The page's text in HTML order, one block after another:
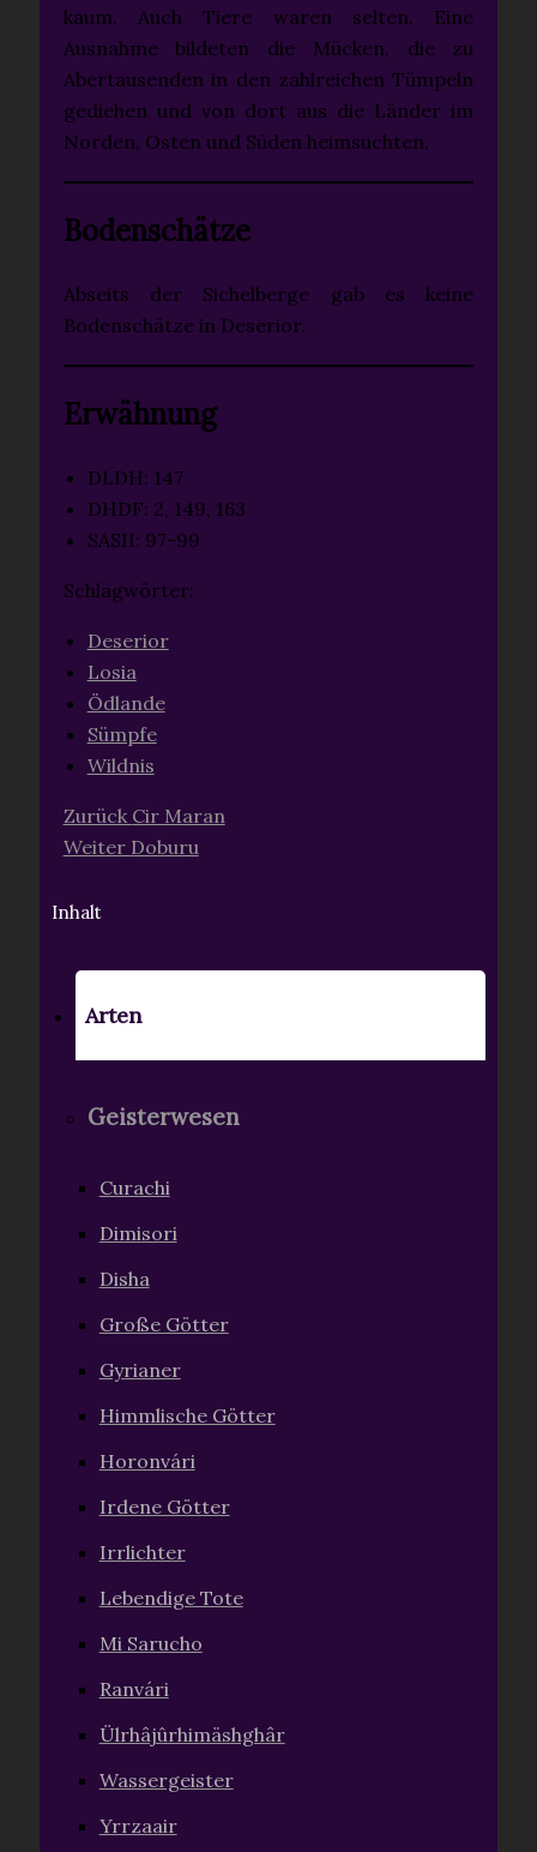
Arten
Geisterwesen
Curachi
Dimisori
Disha
Große Götter
Gyrianer
Himmlische Götter
Horonvári
Irdene Götter
Irrlichter
Lebendige Tote
Mi Sarucho
Ranvári
Ülrhâjûrhimäshghâr
Wassergeister
Yrrzaair
kaum. Auch Tiere waren selten. Eine
Ausnahme bildeten die Mücken, die zu
Abertausenden in den zahlreichen Tümpeln
gediehen und von dort aus die Länder im
Norden, Osten und Süden heimsuchten.
Bodenschätze
Abseits der Sichelberge gab es keine
Bodenschätze in Deserior.
Erwähnung
DLDH: 147
DHDF: 2, 149, 163
SASII: 97-99
Schlagwörter:
Deserior
Losia
Ödlande
Sümpfe
Wildnis
Zurück Cir Maran
Weiter Doburu
Inhalt